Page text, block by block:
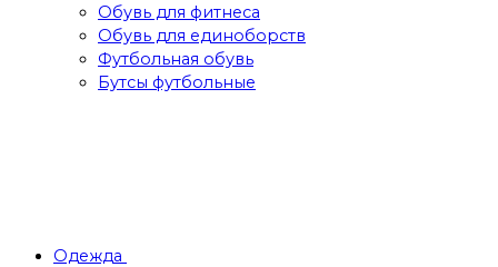
Обувь для фитнеса
Обувь для единоборств
Футбольная обувь
Бутсы футбольные
Одежда